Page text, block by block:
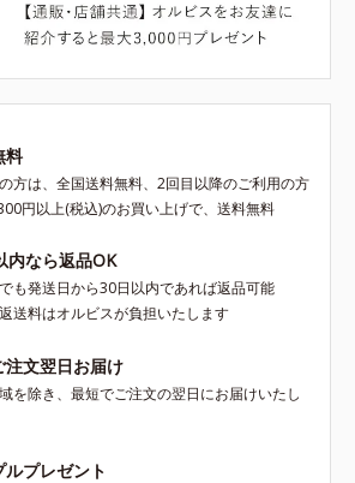
料
方は、全国送料無料、2回目以降のご利用の方
円以上(税込)のお買い上げで、送料無料
内なら返品OK
も発送日から30日以内であれば返品可能
送料はオルビスが負担いたします
注文翌日お届け
を除き、最短でご注文の翌日にお届けいたし
ルプレゼント